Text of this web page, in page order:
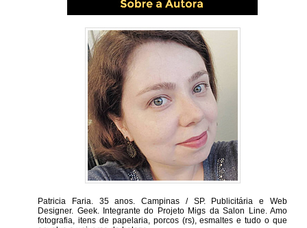
Patricia Faria. 35 anos. Campinas / SP. Publicitária e Web
Designer. Geek. Integrante do Projeto Migs da Salon Line. Amo
fotografia, itens de papelaria, porcos (rs), esmaltes e tudo o que